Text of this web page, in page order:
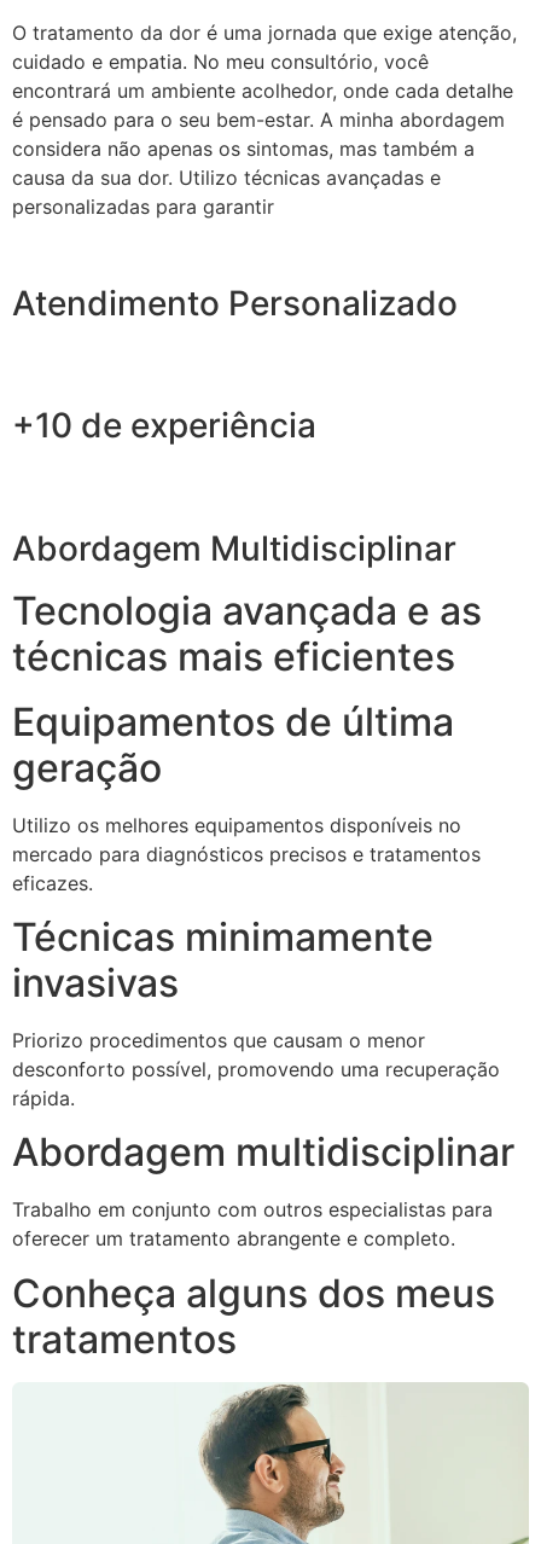
O tratamento da dor é uma jornada que exige atenção,
cuidado e empatia. No meu consultório, você
encontrará um ambiente acolhedor, onde cada detalhe
é pensado para o seu bem-estar. A minha abordagem
considera não apenas os sintomas, mas também a
causa da sua dor. Utilizo técnicas avançadas e
personalizadas para garantir
Atendimento Personalizado
+10 de experiência
Abordagem Multidisciplinar
Tecnologia avançada e as
técnicas mais eficientes
Equipamentos de última
geração
Utilizo os melhores equipamentos disponíveis no
mercado para diagnósticos precisos e tratamentos
eficazes.
Técnicas minimamente
invasivas
Priorizo procedimentos que causam o menor
desconforto possível, promovendo uma recuperação
rápida.
Abordagem multidisciplinar
Trabalho em conjunto com outros especialistas para
oferecer um tratamento abrangente e completo.
Conheça alguns dos meus
tratamentos